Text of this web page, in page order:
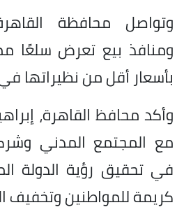
وتواصل محافظة
ومنافذ بيع تعرض سلعًا
بأسعار أقل من نظيراتها
وأكد محافظ القاهرة،
مع المجتمع المدني
في تحقيق رؤية الدولة
كريمة للمواطنين وتخفيف